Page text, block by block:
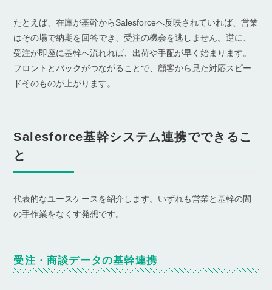
たとえば、在庫が基幹からSalesforceへ反映されていれば、営業
はその場で納期を回答でき、受注の機会を逃しません。逆に、
受注が即座に基幹へ流れれば、出荷や手配が早く始まります。
フロントとバックがつながることで、顧客から見た対応スピー
ドそのものが上がります。
Salesforce基幹システム連携でできるこ
と
代表的なユースケースを紹介します。いずれも営業と基幹の間
の手作業をなくす発想です。
受注・商談データの基幹連携